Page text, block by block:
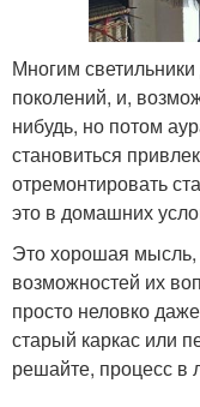
Многим
поколений, и,
нибудь, но потом
становиться
отремонтировать
это в домашних
Это хорошая мысль,
возможностей их
просто неловко
старый каркас или
решайте, процесс в